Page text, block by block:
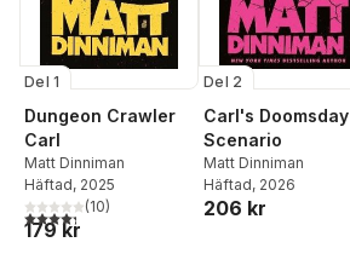
Del 1
Dungeon Crawler
Carl
Matt Dinniman
Häftad, 2025
4,3utav 5 stjärnor. Totalt antal röster:
(10)
179 kr
Del 2
Carl's Doomsday
Scenario
Matt Dinniman
Häftad, 2026
206 kr